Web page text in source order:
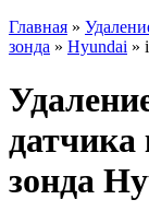
Главная »
зонда » Hyundai »
датчика
зонда